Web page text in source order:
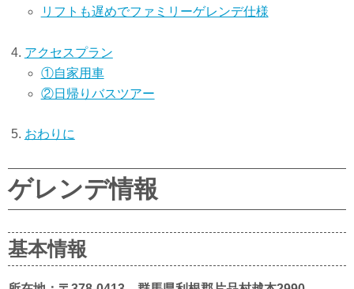
リフトも遅めでファミリーゲレンデ仕様
アクセスプラン
①自家用車
②日帰りバスツアー
おわりに
ゲレンデ情報
基本情報